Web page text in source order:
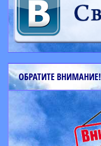
ОБРАТИТЕ ВНИМАНИЕ!